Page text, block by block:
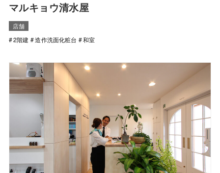
マルキョウ清水屋
店舗
2階建
造作洗面化粧台 和室